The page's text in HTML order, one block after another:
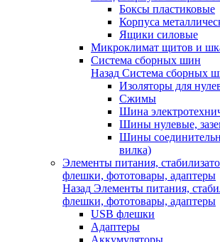
Боксы пластиковые
Корпуса
Ящики силовые
Микроклимат щитов и
Система сборных шин
Назад Система сборных
Изоляторы для
Сжимы
Шина
Шины нулевые,
Шины
вилка)
Элементы питания,
флешки, фототовары, адаптеры
Назад Элементы питания,
флешки, фототовары, адаптеры
USB флешки
Адаптеры
Аккумуляторы